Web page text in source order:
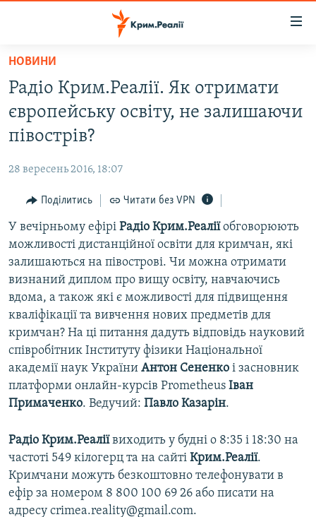
Перейти
основного
матеріалу
Перейти
до
основної
навігації
Перейти
пошуку
ВОДА.КРИМ
ВІДЕО ТА ФОТО
БЛОГИ
ПОГЛЯД
ІНТЕРВ'Ю
ВСЕ ЗА ДЕНЬ
СПЕЦПРОЕКТИ
ДЕПОРТАЦІЯ
ВІДЕОУРОКИ «ELIFBE»
СВІДЧЕННЯ ОКУПАЦІЇ
УКРАЇНСЬКА ПРОБЛЕМА КРИМУ
ІНФОГРАФІКА
ЯК ОБІЙТИ БЛОКУВАННЯ
Русский
Qırımtatar
ДОЛУЧАЙСЯ!
Усі сайти RFE/RL
НОВИНИ
Радіо Крим.Реалії. Як отримати
європейську освіту, не залишаючи
півострів?
28 вересень 2016, 18:07
Поділитись Читати без VPN
У вечірньому ефірі Радіо Крим.Реаліїобговорюють
можливості дистанційної освіти для кримчан, які
залишаються на півострові. Чи можна отримати
визнаний диплом про вищу освіту, навчаючись
вдома, а також які є можливості для підвищення
кваліфікації та вивчення нових предметів для
кримчан? На ці питання дадуть відповідь науковий
співробітник Інституту фізики Національної
академії наук України Антон Сененко і засновник
платформи онлайн-курсів Prometheus Іван
Примаченко. Ведучий: Павло Казарін.
Радіо Крим.Реаліївиходить у будні о 8:35 і 18:30 на
частоті 549 кілогерц та на сайті Крим.Реалії.
Кримчани можуть безкоштовно телефонувати в
ефір за номером 8 800 100 69 26 або писати на
адресу crimea.reality@gmail.com.